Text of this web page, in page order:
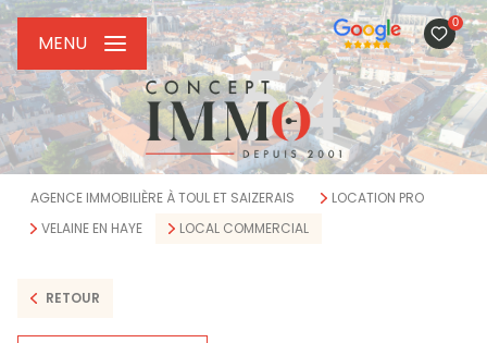
0
MENU
AGENCE IMMOBILIÈRE À TOUL ET SAIZERAIS
LOCATION PRO
VELAINE EN HAYE
LOCAL COMMERCIAL
RETOUR